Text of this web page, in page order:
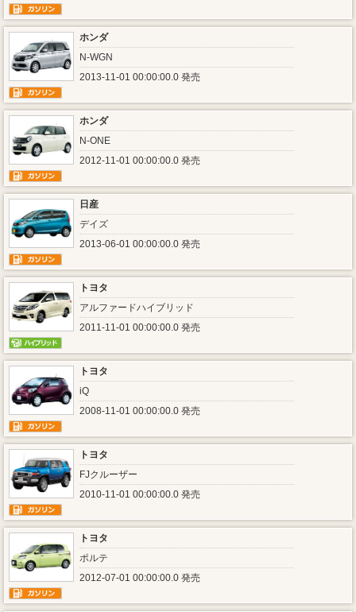
ホンダ
N-WGN
2013-11-01 00:00:00.0 発売
ホンダ
N-ONE
2012-11-01 00:00:00.0 発売
日産
デイズ
2013-06-01 00:00:00.0 発売
トヨタ
アルファードハイブリッド
2011-11-01 00:00:00.0 発売
トヨタ
iQ
2008-11-01 00:00:00.0 発売
トヨタ
FJクルーザー
2010-11-01 00:00:00.0 発売
トヨタ
ポルテ
2012-07-01 00:00:00.0 発売